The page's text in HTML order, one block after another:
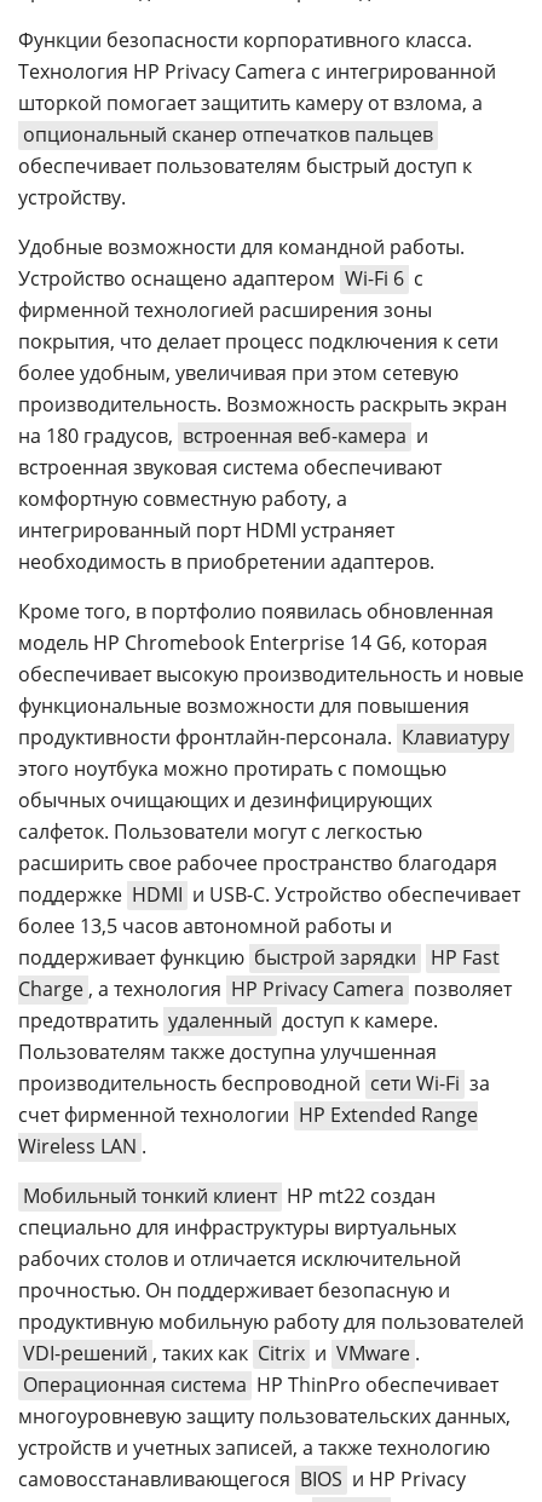
Функции безопасности корпоративного класса.
Технология HP Privacy Camera с интегрированной
шторкой помогает защитить камеру от взлома, а
опциональный сканер отпечатков пальцев
обеспечивает пользователям быстрый доступ к
устройству.
Удобные возможности для командной работы.
Устройство оснащено адаптером Wi-Fi 6 с
фирменной технологией расширения зоны
покрытия, что делает процесс подключения к сети
более удобным, увеличивая при этом сетевую
производительность. Возможность раскрыть экран
на 180 градусов, встроенная веб-камера и
встроенная звуковая система обеспечивают
комфортную совместную работу, а
интегрированный порт HDMI устраняет
необходимость в приобретении адаптеров.
Кроме того, в портфолио появилась обновленная
модель HP Chromebook Enterprise 14 G6, которая
обеспечивает высокую производительность и новые
функциональные возможности для повышения
продуктивности фронтлайн-персонала. Клавиатуру
этого ноутбука можно протирать с помощью
обычных очищающих и дезинфицирующих
салфеток. Пользователи могут с легкостью
расширить свое рабочее пространство благодаря
поддержке HDMI и USB-C. Устройство обеспечивает
более 13,5 часов автономной работы и
поддерживает функцию быстрой зарядки
HP Fast
Charge , а технология HP Privacy Camera позволяет
предотвратить удаленный доступ к камере.
Пользователям также доступна улучшенная
производительность беспроводной сети Wi-Fi за
счет фирменной технологии HP Extended Range
Wireless LAN .
Мобильный тонкий клиент HP mt22 создан
специально для инфраструктуры виртуальных
рабочих столов и отличается исключительной
прочностью. Он поддерживает безопасную и
продуктивную мобильную работу для пользователей
VDI-решений , таких как Citrix и VMware .
Операционная система HP ThinPro обеспечивает
многоуровневую защиту пользовательских данных,
устройств и учетных записей, а также технологию
самовосстанавливающегося BIOS и HP Privacy